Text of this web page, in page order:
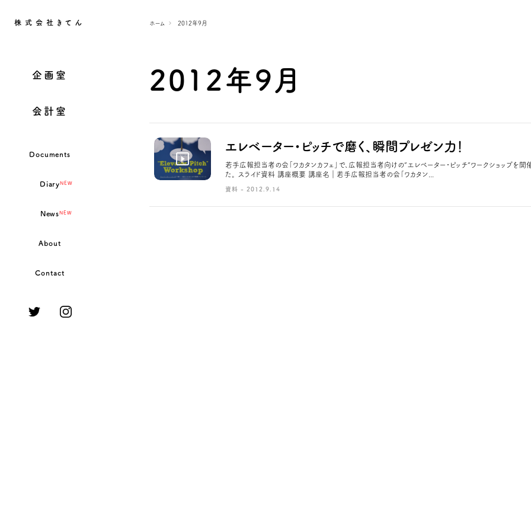
株式会社きてん
企画室
会計室
Documents
DiaryNEW
NewsNEW
About
Contact
ホーム 2012年9月
2012年9月
エレベーター・ピッチで磨く、瞬間プレゼン力！
若手広報担当者の会「ワカタンカフェ」で、広報担当者向けの”エレベーター・ピッチ”ワークショップを開
た。 スライド資料 講座概要 講座名｜若手広報担当者の会「ワカタン...
資料 - 2012.9.14